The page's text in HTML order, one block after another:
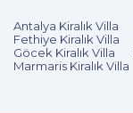
Antalya Kiralık Villa
Fethiye Kiralık Villa
Göcek Kiralık Villa
Marmaris Kiralık Villa